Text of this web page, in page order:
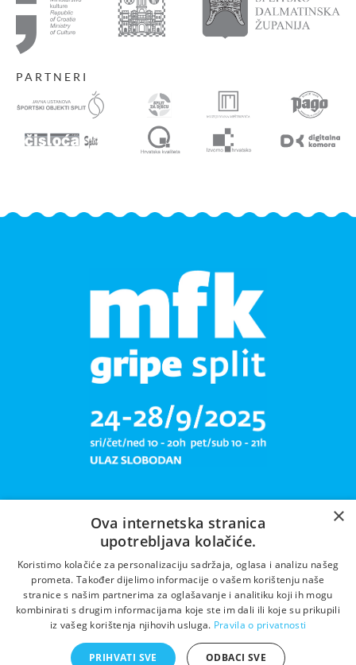
PARTNERI
Libar plete mrižu svoju!
×
Ova internetska stranica
upotrebljava kolačiće.
Koristimo kolačiće za personalizaciju sadržaja, oglasa i analizu našeg
prometa. Također dijelimo informacije o vašem korištenju naše
stranice s našim partnerima za oglašavanje i analitiku koji ih mogu
kombinirati s drugim informacijama koje ste im dali ili koje su prikupili
iz vašeg korištenja njihovih usluga. Pravila o privatnosti
PRIHVATI SVE ODBACI SVE